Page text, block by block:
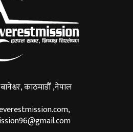
काठमाडौँ ,नेपाल
,